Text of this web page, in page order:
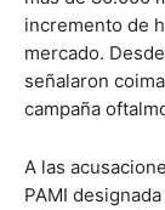
incremento de
mercado.
señalaron
campaña
A las
PAMI